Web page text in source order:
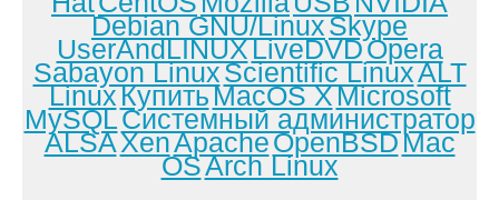
Debian GNU/LinuxSkype
UserAndLINUXLiveDVDOpera
Sabayon LinuxScientific LinuxALT
LinuxКупитьMacOS XMicrosoft
MySQLСистемный администратор
ALSAXenApacheOpenBSDMac
OSArch Linux